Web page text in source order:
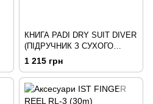
КНИГА PADI DRY SUIT DIVER
(ПІДРУЧНИК З СУХОГО
КОСТЮМА)
1 215 грн